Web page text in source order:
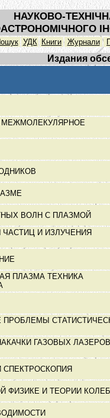
НАУКОВО-
УДК Книги Журнали
Издания
МЕЖМОЛЕКУЛЯРНОЕ
ВОЛН С ПЛАЗМОЙ
И ИЗЛУЧЕНИЯ
ПЛАЗМА ТЕХНИКА
ПРОБЛЕМЫ
ГАЗОВЫХ
СПЕКТРОСКОПИЯ
ФИЗИКЕ И ТЕОРИИ